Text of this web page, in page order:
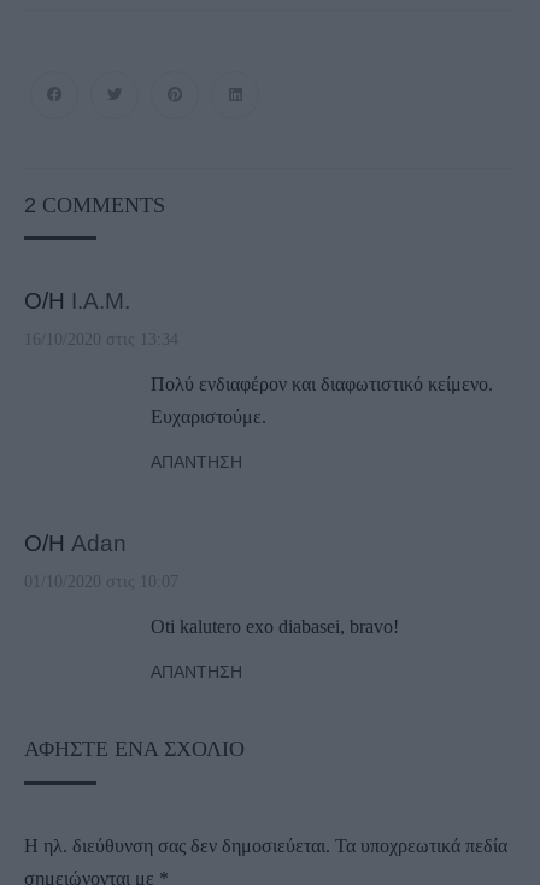
2 COMMENTS
Ο/Η I.A.M.
16/10/2020 στις 13:34
Πολύ ενδιαφέρον και διαφωτιστικό κείμενο.
Ευχαριστούμε.
ΑΠΆΝΤΗΣΗ
Ο/Η Adan
01/10/2020 στις 10:07
Oti kalutero exo diabasei, bravo!
ΑΠΆΝΤΗΣΗ
ΑΦΉΣΤΕ ΈΝΑ ΣΧΌΛΙΟ
Η ηλ. διεύθυνση σας δεν δημοσιεύεται. Τα υποχρεωτικά πεδία
σημειώνονται με *